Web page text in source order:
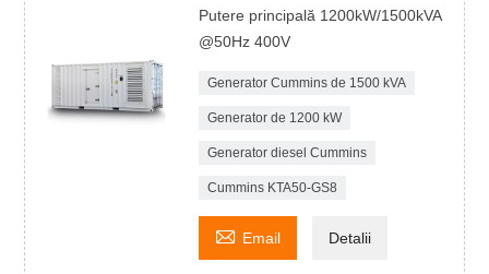
Putere principală 1200kW/1500kVA
@50Hz 400V
Generator Cummins de 1500 kVA
Generator de 1200 kW
Generator diesel Cummins
Cummins KTA50-GS8
 Email Detalii